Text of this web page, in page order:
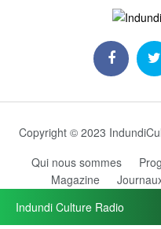
Copyright © 2023
Qui nous sommes
Magazine
Indundi Culture Radio